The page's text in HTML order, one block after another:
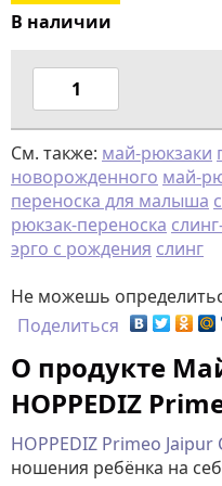
В наличии
См. также: май-рюкзаки
новорожденного май-
переноска для малыша
рюкзак-переноска
эрго с рождения слинг
Не можешь
Поделиться
О продукте
HOPPEDIZ
HOPPEDIZ Primeo Jaipur
ношения ребёнка на